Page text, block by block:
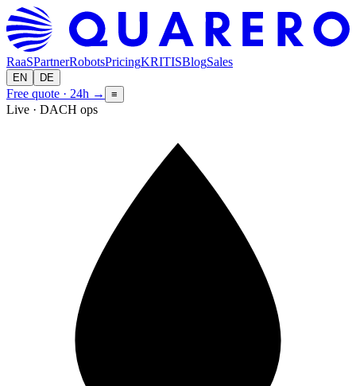
RaaSPartnerRobotsPricingKRITISBlogSales
EN DE
Free quote · 24h → ≡
Live · DACH ops